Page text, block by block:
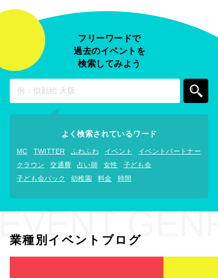
フリーワードで
過去のイベントを
検索してみよう
よく検索されているワード
MC TWITTER ふわふわ イベント
イベントパートナー
クラウン
交通費 占い師 女性
子ども会
子ども会パック
幼稚園 料金 時間
業種別イベントブログ